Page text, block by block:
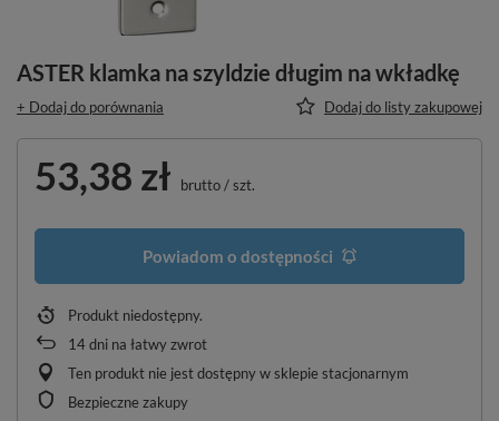
ASTER klamka na szyldzie długim na wkładkę
+ Dodaj do porównania Dodaj do listy zakupowej
53,38 zł brutto/szt.
Powiadom o dostępności
Produkt niedostępny
14dni na łatwy zwrot
Ten produkt nie jest dostępny w sklepie stacjonarnym
Bezpieczne zakupy